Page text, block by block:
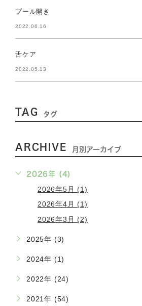
プール開き
2022.06.16
舌ケア
2022.05.13
TAG タグ
ARCHIVE 月別アーカイブ
2026年 (4)
2026年5月 (1)
2026年4月 (1)
2026年3月 (2)
2025年 (3)
2024年 (1)
2022年 (24)
2021年 (54)